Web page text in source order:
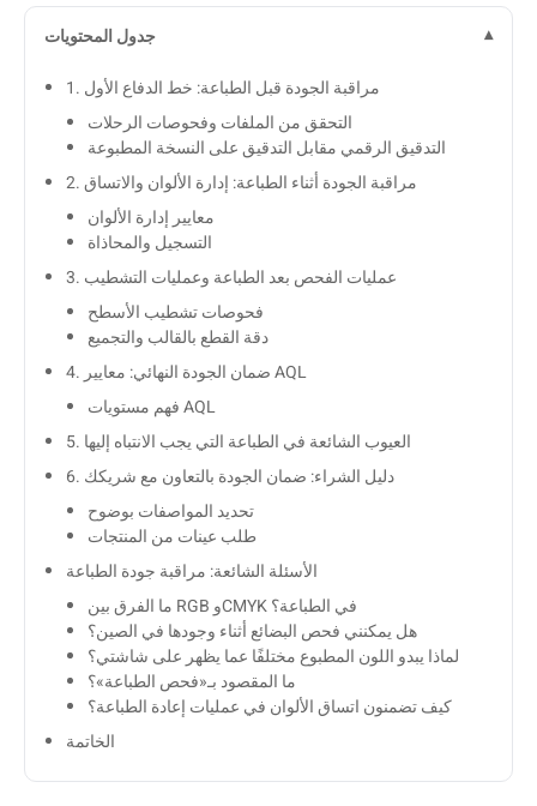
جدول المحتويات
1. مراقبة الجودة قبل الطباعة: خط الدفاع الأول
التحقق من الملفات وفحوصات الرحلات
التدقيق الرقمي مقابل التدقيق على النسخة المطبوعة
2. مراقبة الجودة أثناء الطباعة: إدارة الألوان والاتساق
معايير إدارة الألوان
التسجيل والمحاذاة
3. عمليات الفحص بعد الطباعة وعمليات التشطيب
فحوصات تشطيب الأسطح
دقة القطع بالقالب والتجميع
4. ضمان الجودة النهائي: معايير AQL
فهم مستويات AQL
5. العيوب الشائعة في الطباعة التي يجب الانتباه إليها
6. دليل الشراء: ضمان الجودة بالتعاون مع شريكك
تحديد المواصفات بوضوح
طلب عينات من المنتجات
الأسئلة الشائعة: مراقبة جودة الطباعة
ما الفرق بين RGB وCMYK في الطباعة؟
هل يمكنني فحص البضائع أثناء وجودها في الصين؟
لماذا يبدو اللون المطبوع مختلفًا عما يظهر على شاشتي؟
ما المقصود بـ«فحص الطباعة»؟
كيف تضمنون اتساق الألوان في عمليات إعادة الطباعة؟
الخاتمة